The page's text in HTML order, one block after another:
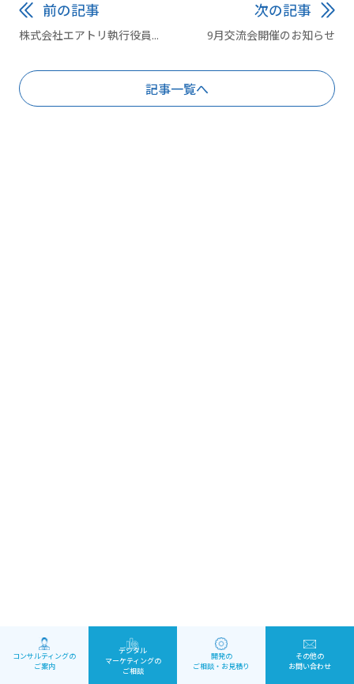
前の記事
株式会社エアトリ執行役員...
記事一覧へ
次の記事
9月交流会開催のお知らせ
コンサルティングの
ご案内
デジタル
マーケティングの
ご相談
開発の
ご相談・お見積り
その他の
お問い合わせ